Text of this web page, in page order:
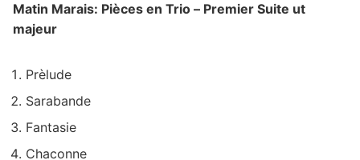
Matin Marais: Pièces en Trio – Premier Suite ut
majeur
Prèlude
Sarabande
Fantasie
Chaconne